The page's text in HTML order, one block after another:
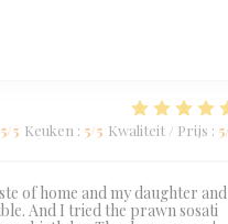
5/5 Keuken : 5/5 Kwaliteit / Prijs : 5
of home and my daughter
And I tried the prawn sosati